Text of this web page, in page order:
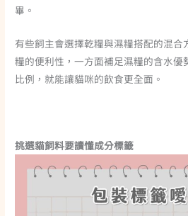
畢。
有些飼主會選擇乾糧與濕糧搭配的混合
糧的便利性，一方面補足濕糧的含水優
比例，就能讓貓咪的飲食更全面。
挑選貓飼料要讀懂成分標籤